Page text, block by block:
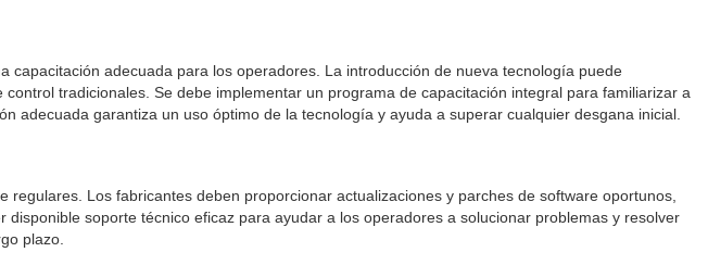
adecuada para los operadores. La introducción de nueva tecnología puede
tradicionales. Se debe implementar un programa de capacitación integral para familiarizar a
adecuada garantiza un uso óptimo de la tecnología y ayuda a superar cualquier desgana inicial.
Los fabricantes deben proporcionar actualizaciones y parches de software oportunos,
soporte técnico eficaz para ayudar a los operadores a solucionar problemas y resolver
plazo.